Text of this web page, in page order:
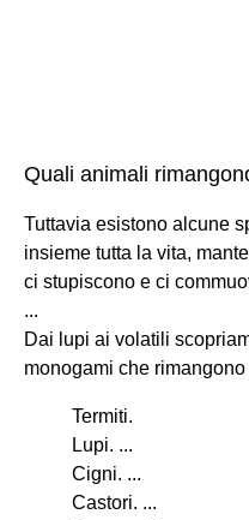
Quali animali
Tuttavia esistono alcune
insieme tutta la vita,
ci stupiscono e ci
...
Dai lupi ai volatili
monogami che
Termiti.
Lupi. ...
Cigni. ...
Castori. ...